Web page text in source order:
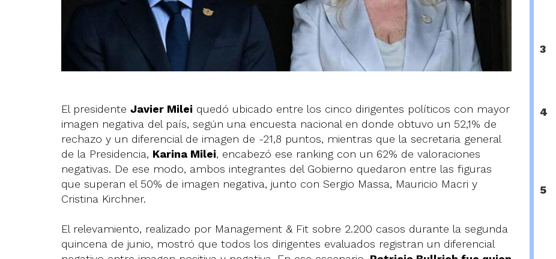
El presidente Javier Milei quedó ubicado entre los cinco dirigentes políticos con mayor
imagen negativa del país, según una encuesta nacional en donde obtuvo un 52,1% de
rechazo y un diferencial de imagen de -21,8 puntos, mientras que la secretaria general
de la Presidencia, Karina Milei, encabezó ese ranking con un 62% de valoraciones
negativas. De ese modo, ambos integrantes del Gobierno quedaron entre las figuras
que superan el 50% de imagen negativa, junto con Sergio Massa, Mauricio Macri y
Cristina Kirchner.
El relevamiento, realizado por Management & Fit sobre 2.200 casos durante la segunda
quincena de junio, mostró que todos los dirigentes evaluados registran un diferencial
3
4
5